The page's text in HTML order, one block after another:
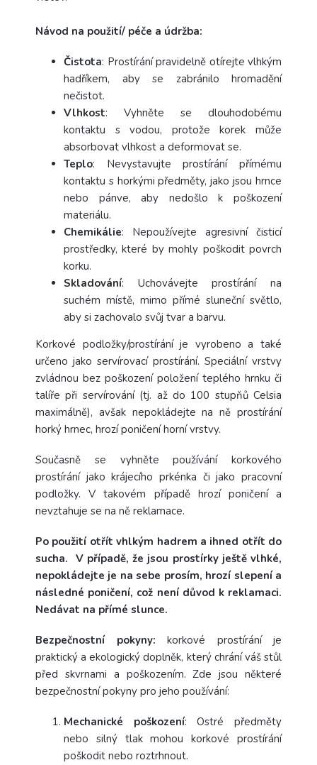
Návod na použití/ péče a údržba:
Čistota: Prostírání pravidelně otírejte vlhkým
hadříkem, aby se zabránilo hromadění
nečistot.
Vlhkost: Vyhněte se dlouhodobému
kontaktu s vodou, protože korek může
absorbovat vlhkost a deformovat se.
Teplo: Nevystavujte prostírání přímému
kontaktu s horkými předměty, jako jsou hrnce
nebo pánve, aby nedošlo k poškození
materiálu.
Chemikálie: Nepoužívejte agresivní čisticí
prostředky, které by mohly poškodit povrch
korku.
Skladování: Uchovávejte prostírání na
suchém místě, mimo přímé sluneční světlo,
aby si zachovalo svůj tvar a barvu.
Korkové podložky/prostírání je vyrobeno a také
určeno jako servírovací prostírání. Speciální vrstvy
zvládnou bez poškození položení teplého hrnku či
talíře při servírování (tj. až do 100 stupňů Celsia
maximálně), avšak nepokládejte na ně prostírání
horký hrnec, hrozí poničení horní vrstvy.
Současně se vyhněte používání korkového
prostírání jako krájecího prkénka či jako pracovní
podložky. V takovém případě hrozí poničení a
nevztahuje se na ně reklamace.
Po použití otřít vhlkým hadrem a ihned otřít do
sucha. V případě, že jsou prostírky ještě vlhké,
nepokládejte je na sebe prosím, hrozí slepení a
následné poničení, což není důvod k reklamaci.
Nedávat na přímé slunce.
Bezpečnostní pokyny: korkové prostírání je
praktický a ekologický doplněk, který chrání váš stůl
před skvrnami a poškozením. Zde jsou některé
bezpečnostní pokyny pro jeho používání:
Mechanické poškození: Ostré předměty
nebo silný tlak mohou korkové prostírání
poškodit nebo roztrhnout.